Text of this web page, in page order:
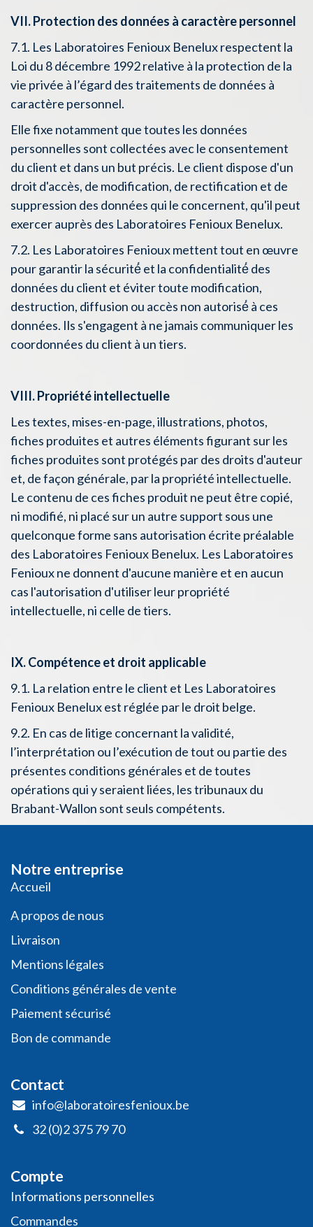
VII. Protection des données à caractère personnel
7.1. Les Laboratoires Fenioux Benelux respectent la
Loi du 8 décembre 1992 relative à la protection de la
vie privée à l’égard des traitements de données à
caractère personnel.
Elle fixe notamment que toutes les données
personnelles sont collectées avec le consentement
du client et dans un but précis. Le client dispose d'un
droit d'accès, de modification, de rectification et de
suppression des données qui le concernent, qu'il peut
exercer auprès des Laboratoires Fenioux Benelux.
7.2. Les Laboratoires Fenioux mettent tout en œuvre
pour garantir la sécurité́ et la confidentialité́ des
données du client et éviter toute modification,
destruction, diffusion ou accès non autorisé́ à ces
données. Ils s'engagent à ne jamais communiquer les
coordonnées du client à un tiers.
VIII. Propriété intellectuelle
Les textes, mises-en-page, illustrations, photos,
fiches produites et autres éléments figurant sur les
fiches produites sont protégés par des droits d'auteur
et, de façon générale, par la propriété intellectuelle.
Le contenu de ces fiches produit ne peut être copié,
ni modifié, ni placé sur un autre support sous une
quelconque forme sans autorisation écrite préalable
des Laboratoires Fenioux Benelux. Les Laboratoires
Fenioux ne donnent d'aucune manière et en aucun
cas l'autorisation d'utiliser leur propriété
intellectuelle, ni celle de tiers.
IX. Compétence et droit applicable
9.1. La relation entre le client et Les Laboratoires
Fenioux Benelux est réglée par le droit belge.
9.2. En cas de litige concernant la validité,
l’interprétation ou l’exécution de tout ou partie des
présentes conditions générales et de toutes
opérations qui y seraient liées, les tribunaux du
Brabant-Wallon sont seuls compétents.
Notre entreprise
​​​Acc​uei​l​
A propos de nous
Livraison
Mentions légales
Conditio​ns général​es de vente
Paiement sécurisé
Bon de commande
Contact
info@laboratoiresfenioux.be
32 (0)2 375 79 70
Compte
Informations personnelles
​Commandes